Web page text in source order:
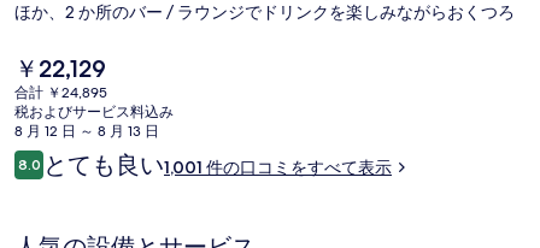
ラ
フ
コ
レ
ク
ほか、2 か所のバー / ラウンジでドリンクを楽しみながらおくつろ
堂は徒歩 15 分圏内にあります。旅行者は親切なスタッフや総合的
な施設のコンディションを高く評価しています。
現
在
の
料
金
は
す
￥22,129
合計 ￥24,895
税およびサービス料込み
8 月 12 日 ～ 8 月 13 日
口
コ
8.010段階中8.0
とても良い1,001 件の口コミをすべて表示